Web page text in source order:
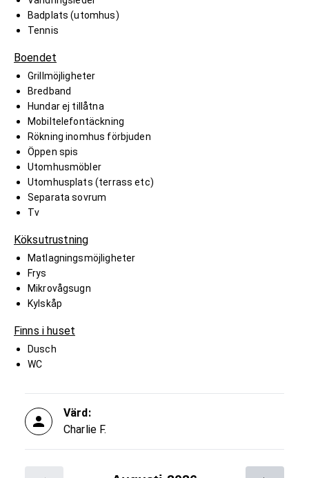
Badplats (utomhus)
Tennis
Boendet
Grillmöjligheter
Bredband
Hundar ej tillåtna
Mobiltelefontäckning
Rökning inomhus förbjuden
Öppen spis
Utomhusmöbler
Utomhusplats (terrass etc)
Separata sovrum
Tv
Köksutrustning
Matlagningsmöjligheter
Frys
Mikrovågsugn
Kylskåp
Finns i huset
Dusch
WC
Värd:
Charlie F.